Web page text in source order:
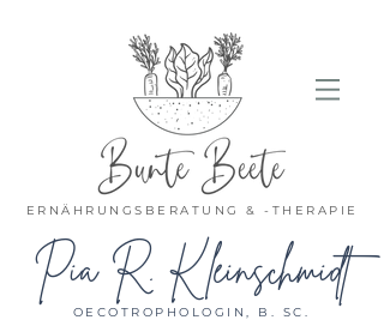
ERNÄHRUNGSBERATUNG & -THERAPIE
Pia R. Kleinschmidt
OECOTROPHOLOGIN, B. SC.